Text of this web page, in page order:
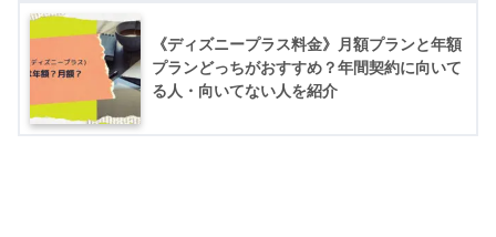
《ディズニープラス料金》月額プランと年額
プランどっちがおすすめ？年間契約に向いて
る人・向いてない人を紹介